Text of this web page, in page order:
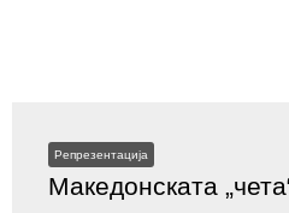
Репрезентација
Македонската